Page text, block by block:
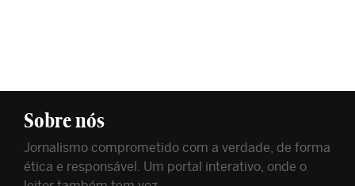
Sobre nós
Jornalismo comprometido com a verdade, de forma
ética e responsável. Um portal interativo, onde o